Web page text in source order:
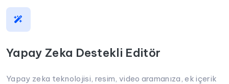
Yapay Zeka Destekli Editör
Yapay zeka teknolojisi, resim, video aramanıza, ek içerik